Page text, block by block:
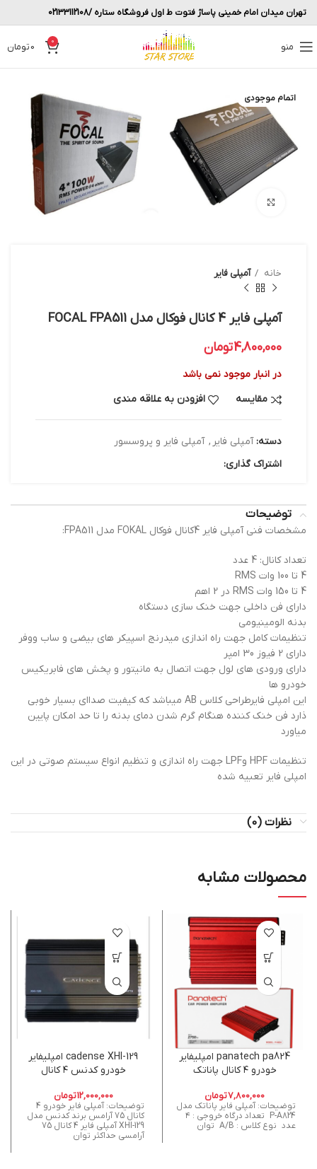
تهران میدان امام خمینی پاساژ فتوت ط اول فروشگاه ستاره /02133112108
منو 0
0تومان
اتمام موجودی
بزرگنمایی تصویر
خانه آمپلی فایر
آمپلی فایر 4 کانال فوکال مدل FOCAL FPA511
4,800,000تومان
در انبار موجود نمی باشد
مقایسه
افزودن به علاقه مندی
دسته: آمپلی فایر , آمپلی فایر و پروسسور
اشتراک گذاری:
توضیحات
مشخصات فنی آمپلی فایر 4کانال فوکال FOKAL مدل FPA511:
تعداد کانال: 4 عدد
4 تا 100 وات RMS
4 تا 150 وات RMS در 2 اهم
دارای فن داخلی جهت خنک سازی دستگاه
بدنه الومینیومی
تنظیمات کامل جهت راه اندازی میدرنج اسپیکر های بیضی و ساب ووفر
دارای 2 فیوز 30 امپر
دارای ورودی های لول جهت اتصال به مانیتور و پخش های فابریکیس
خودرو ها
این امپلی فایرطراحی کلاس AB میباشد که کیفیت صداای بسیار خوبی
ذارد فن خنک کننده هنگام گرم شدن دمای بدنه را تا حد امکان پایین
میاورد
تنظیمات HPF وLPF جهت راه اندازی و تنظیم انواع سیستم صوتی در این
امپلی فایر تعبیه شده
نظرات (0)
محصولات مشابه
panatech pa824 امپلیفایر
خودرو ۴ کانال پاناتک
7,800,000تومان
توضیحات: آمپلی فایر پاناتک مدل
P-A824 تعداد درگاه خروجی : ۴
عدد نوع کلاس : A/B توان
cadense XHI-129 امپلیفایر
خودرو کدنس ۴ کانال
12,000,000تومان
توضیحات: آمپلی فایر خودرو 4
کانال 75 آرامس برند کدنس مدل
XHI-129 آمپلی فایر 4 کانال 75
آرامسی حداکثر توان